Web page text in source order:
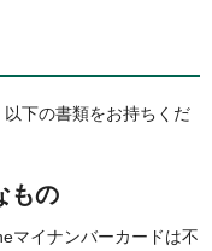
下の書類をお持ちくだ
もの
マイナンバーカードは不